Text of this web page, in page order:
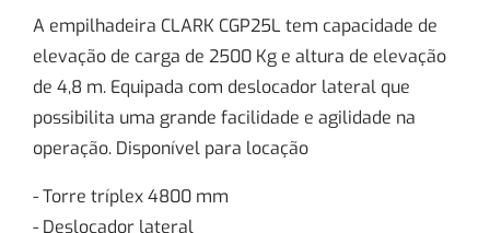
A empilhadeira CLARK CGP25L tem capacidade de
elevação de carga de 2500 Kg e altura de elevação
de 4,8 m. Equipada com deslocador lateral que
possibilita uma grande facilidade e agilidade na
operação. Disponível para locação
- Torre tríplex 4800 mm
- Deslocador lateral